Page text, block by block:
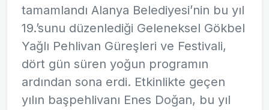
tamamlandı Alanya Belediyesi’nin bu yıl
19.’sunu düzenlediği Geleneksel Gökbel
Yağlı Pehlivan Güreşleri ve Festivali,
dört gün süren yoğun programın
ardından sona erdi. Etkinlikte geçen
yılın başpehlivanı Enes Doğan, bu yıl